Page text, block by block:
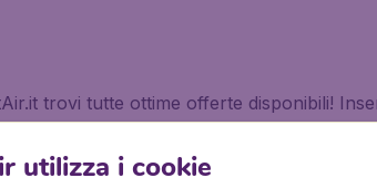
trovi tutte ottime offerte disponibili!
per te. Potrai comparare i prezzi di
utilizza i cookie